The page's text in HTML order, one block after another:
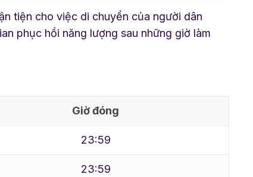
tiện cho việc di chuyển của người dân
phục hồi năng lượng sau những giờ làm
Giờ đóng
23:59
23:59